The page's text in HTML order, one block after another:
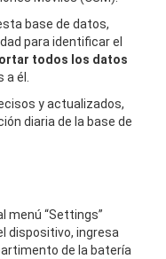
base de datos,
para identificar el
todos los datos
él.
y actualizados,
diaria de la base de
menú “Settings”
dispositivo, ingresa
de la batería